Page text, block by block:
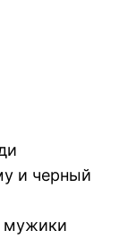
и черный
мужики